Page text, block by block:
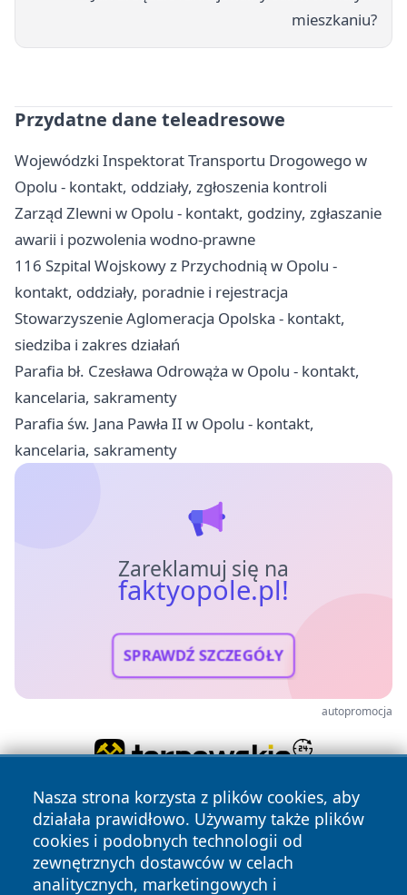
mieszkaniu?
Przydatne dane teleadresowe
Wojewódzki Inspektorat Transportu Drogowego w
Opolu - kontakt, oddziały, zgłoszenia kontroli
Zarząd Zlewni w Opolu - kontakt, godziny, zgłaszanie
awarii i pozwolenia wodno-prawne
116 Szpital Wojskowy z Przychodnią w Opolu -
kontakt, oddziały, poradnie i rejestracja
Stowarzyszenie Aglomeracja Opolska - kontakt,
siedziba i zakres działań
Parafia bł. Czesława Odrowąża w Opolu - kontakt,
kancelaria, sakramenty
Parafia św. Jana Pawła II w Opolu - kontakt,
kancelaria, sakramenty
Zareklamuj się na
faktyopole.pl!
SPRAWDŹ SZCZEGÓŁY
autopromocja
Nasza strona korzysta z plików cookies, aby
działała prawidłowo. Używamy także plików
cookies i podobnych technologii od
zewnętrznych dostawców w celach
analitycznych, marketingowych i